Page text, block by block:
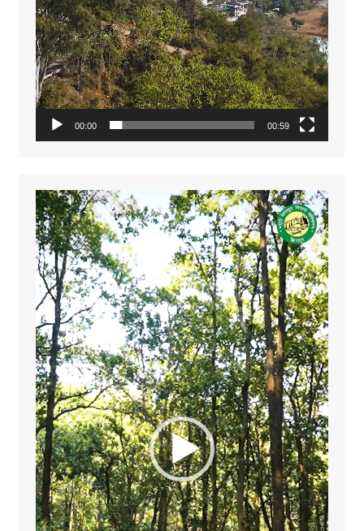
00:00 00:59
Video
Player